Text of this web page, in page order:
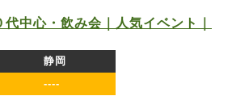
中心・飲み会｜人気イベント｜
静岡
----